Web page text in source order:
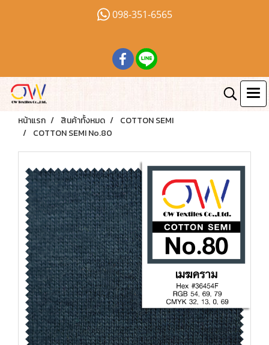
098-351-6565
หน้าแรก สินค้าทั้งหมด
COTTON SEMI
COTTON SEMI No.80